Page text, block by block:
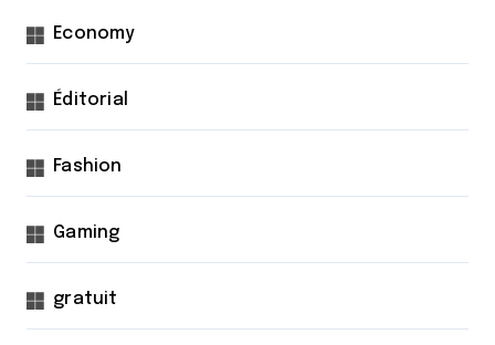
Economy
Éditorial
Fashion
Gaming
gratuit